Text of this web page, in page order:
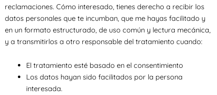
reclamaciones. Cómo interesado, tienes derecho a recibir los
datos personales que te incumban, que me hayas facilitado y
en un formato estructurado, de uso común y lectura mecánica,
y a transmitirlos a otro responsable del tratamiento cuando:
El tratamiento esté basado en el consentimiento
Los datos hayan sido facilitados por la persona
interesada.